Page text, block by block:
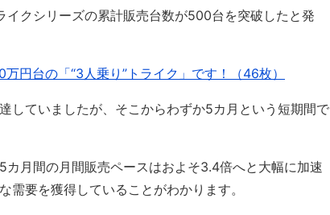
クシリーズの累計販売台数が500台を突破したと発
円台の「“3人乗り”トライク」です！（46枚）
ていましたが、そこからわずか5カ月という短期間で
月間の月間販売ペースはおよそ3.4倍へと大幅に加速
需要を獲得していることがわかります。